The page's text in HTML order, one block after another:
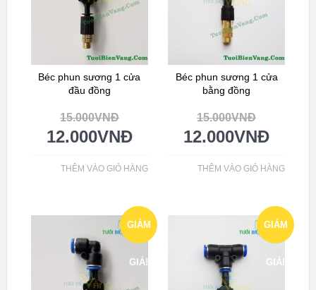
Béc phun sương 1 cửa
đầu đồng
15.000VNĐ
12.000VNĐ
THÊM VÀO GIỎ HÀNG
Béc phun sương 1 cửa
bằng đồng
15.000VNĐ
12.000VNĐ
THÊM VÀO GIỎ HÀNG
GIẢM
GIÁ!
GIẢM
GIÁ!